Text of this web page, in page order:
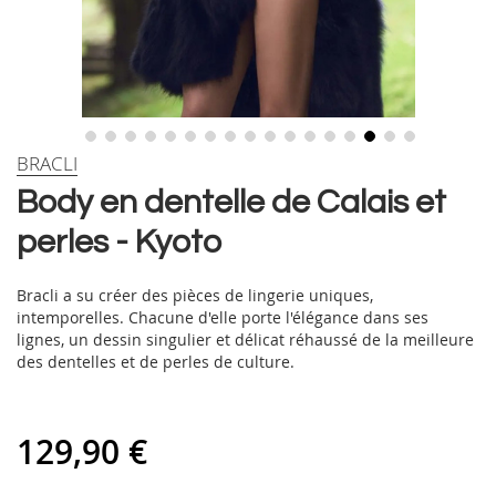
Skip
the
beginning
images
gallery
Body en dentelle de Calais et
perles - Kyoto
BRACLI
Bracli a su créer des pièces de lingerie uniques,
intemporelles. Chacune d'elle porte l'élégance dans ses
lignes, un dessin singulier et délicat réhaussé de la meilleure
des dentelles et de perles de culture.
129,90 €